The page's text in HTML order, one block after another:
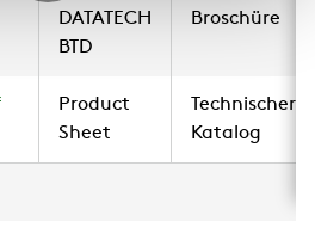
DATATECH
BTD
Broschüre
Product
Sheet
Technischer
Katalog